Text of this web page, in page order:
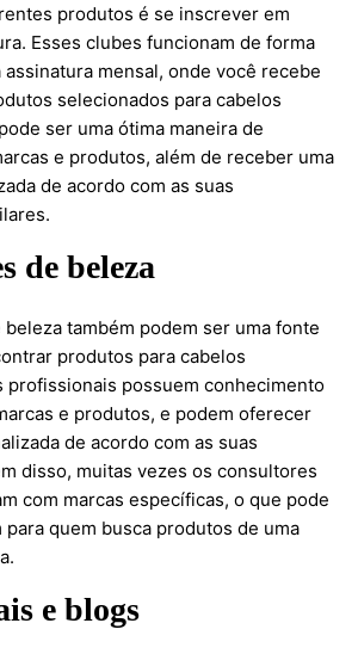
produtos é se inscrever em
Esses clubes funcionam de forma
assinatura mensal, onde você recebe
selecionados para cabelos
ser uma ótima maneira de
e produtos, além de receber uma
de acordo com as suas
de beleza
também podem ser uma fonte
produtos para cabelos
profissionais possuem conhecimento
e produtos, e podem oferecer
de acordo com as suas
disso, muitas vezes os consultores
com marcas específicas, o que pode
para quem busca produtos de uma
e blogs